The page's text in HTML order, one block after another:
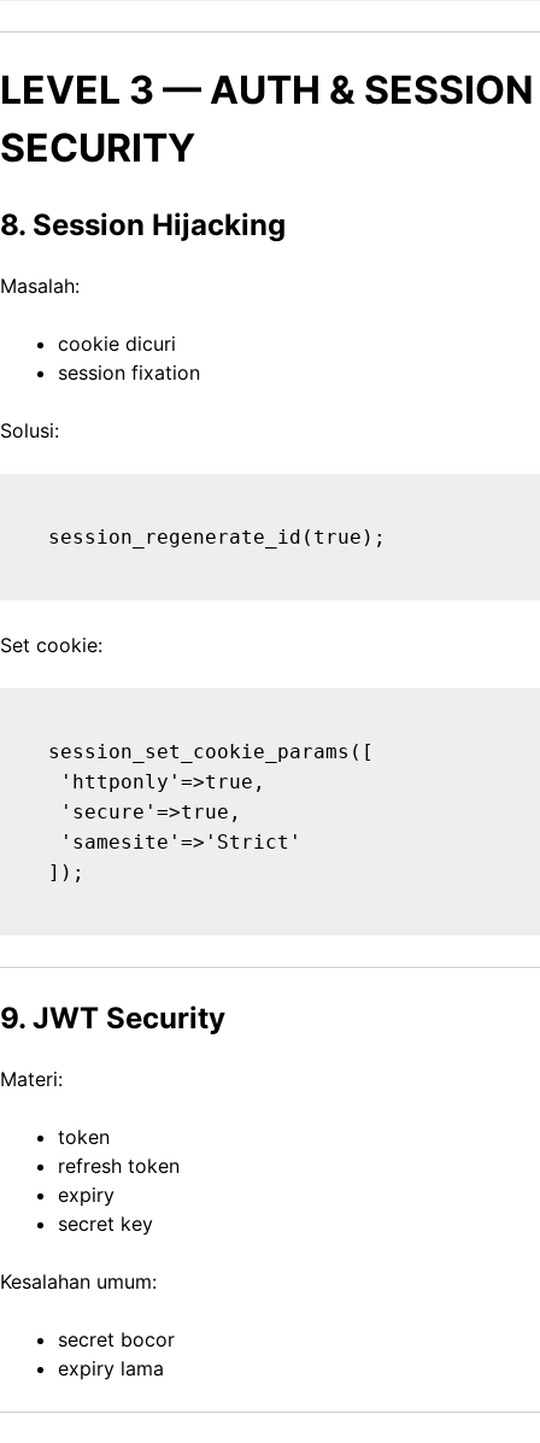
LEVEL 3 — AUTH & SESSION
SECURITY
8. Session Hijacking
Masalah:
cookie dicuri
session fixation
Solusi:
Set cookie:
session_set_cookie_params([
'httponly'=>true,
'secure'=>true,
'samesite'=>'Strict'
9. JWT Security
Materi:
token
refresh token
expiry
secret key
Kesalahan umum:
secret bocor
expiry lama